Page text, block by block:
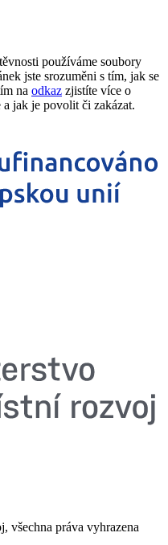
používáme soubory
jste srozuměni s tím, jak se
na odkaz zjistíte více o
jak je povolit či zakázat.
všechna práva vyhrazena